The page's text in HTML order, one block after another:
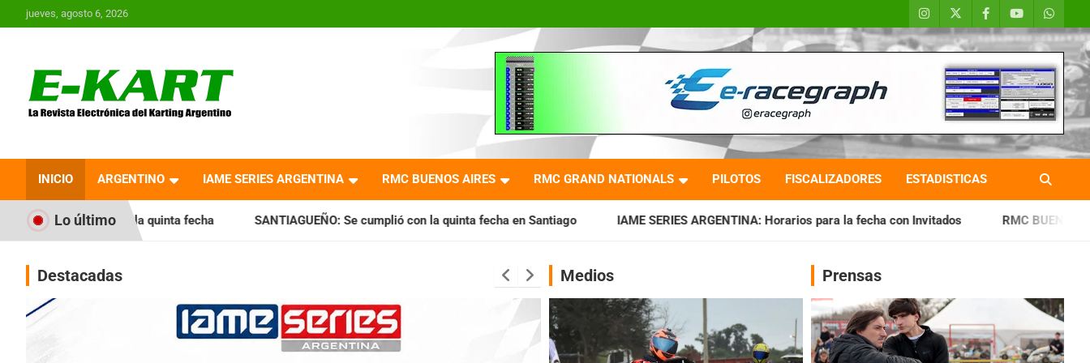
Saltar
al
jueves, agosto 6, 2026
Revista Electrónica del
Karting en Argentina
INICIO ARGENTINO IAME SERIES ARGENTINA RMC BUENOS AIRES RMC GRAND NATIONALS PILOTOS FISCALIZADORES ESTADISTICAS
Lo último
la quinta fecha SANTIAGUEÑO: Se cumplió con la quinta fecha en Santiago IAME SERIES ARGENTINA: Horarios para la fecha con Invitados RMC BUENOS AIRES: Cerró una
Destacadas Medios Prensas